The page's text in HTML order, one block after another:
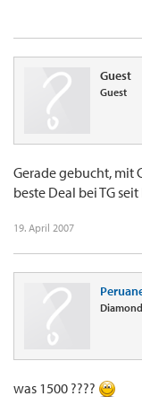
Guest
Guest
Gerade gebucht, mit
beste Deal bei TG
19. April 2007
was 1500 ????